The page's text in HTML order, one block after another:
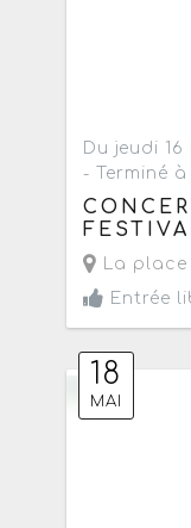
Du jeudi
- Terminé
La place
Entrée
18
MAI